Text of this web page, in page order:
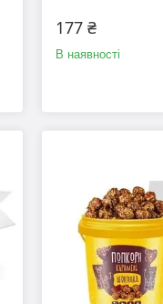
177 ₴
В наявності